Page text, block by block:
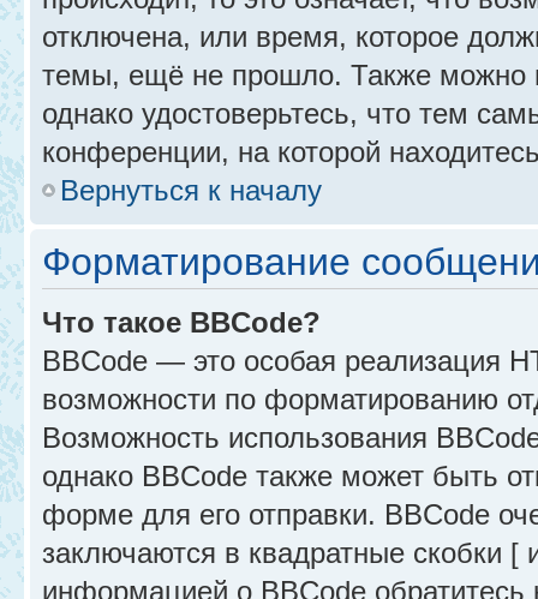
отключена, или время, которое
темы, ещё не прошло. Также можно
однако удостоверьтесь, что тем
конференции, на которой
Вернуться к началу
Форматирование
Что такое BBCode?
BBCode — это особая реализация
возможности по форматированию
Возможность использования
однако BBCode также может быть
форме для его отправки. BBCode
заключаются в квадратные скобки
информацией о BBCode обратитесь